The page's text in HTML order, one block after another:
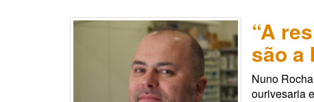
“A
são a
Nuno
ourivesaria